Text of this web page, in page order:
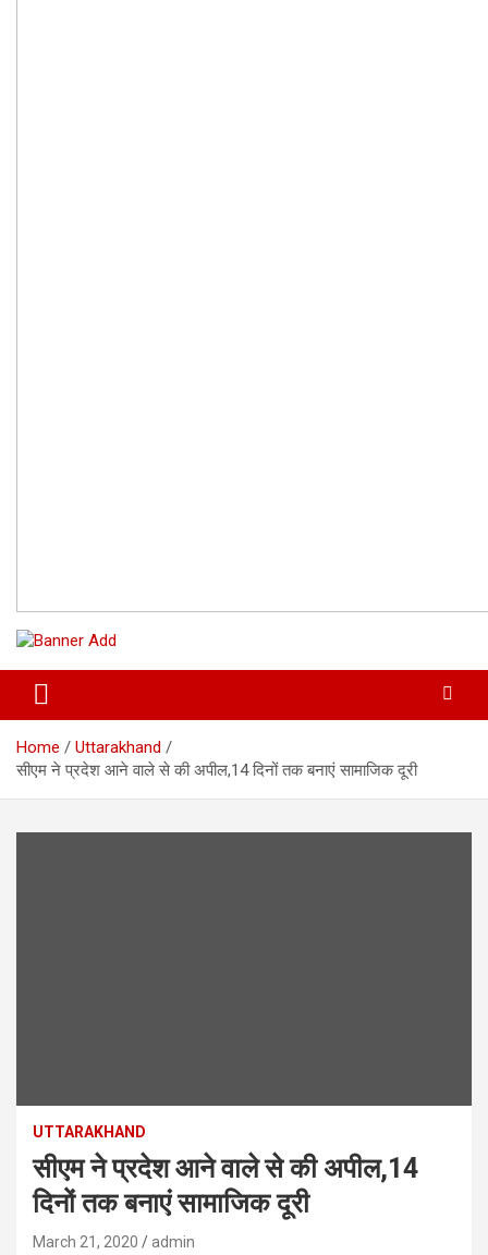
Home
Uttarakhand
सीएम ने प्रदेश आने वाले से की अपील,14 दिनों तक बनाएं सामाजिक दूरी
UTTARAKHAND
सीएम ने प्रदेश आने वाले से की अपील,14
दिनों तक बनाएं सामाजिक दूरी
March 21, 2020 admin